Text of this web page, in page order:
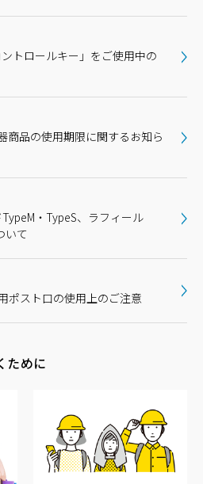
トロールキー」をご使用中の
商品の使用期限に関するお知ら
・TypeS、ラフィール
いて
ポスト口の使用上のご注意
ために